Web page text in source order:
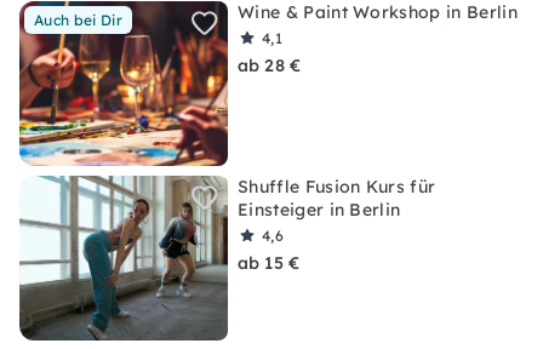
Auch bei Dir Wine & Paint Workshop in Berlin
4,1
ab 28 €
Shuffle Fusion Kurs für
Einsteiger in Berlin
4,6
ab 15 €